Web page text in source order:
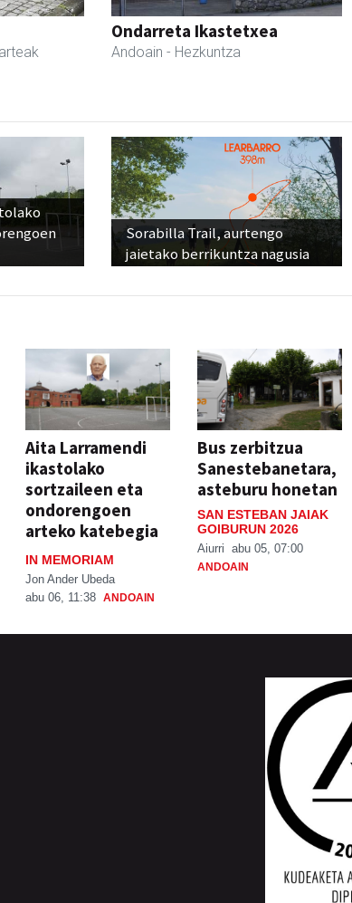
Ondarreta Ikastetxea
Andoain - Hezkuntza
Sorabilla Trail, aurtengo
jaietako berrikuntza nagusia
Aita Larramendi
ikastolako
sortzaileen eta
ondorengoen
arteko katebegia
IN MEMORIAM
Jon Ander Ubeda
abu 06, 11:38 ANDOAIN
Bus zerbitzua
Sanestebanetara,
asteburu honetan
SAN ESTEBAN JAIAK
GOIBURUN 2026
Aiurri abu 05, 07:00
ANDOAIN